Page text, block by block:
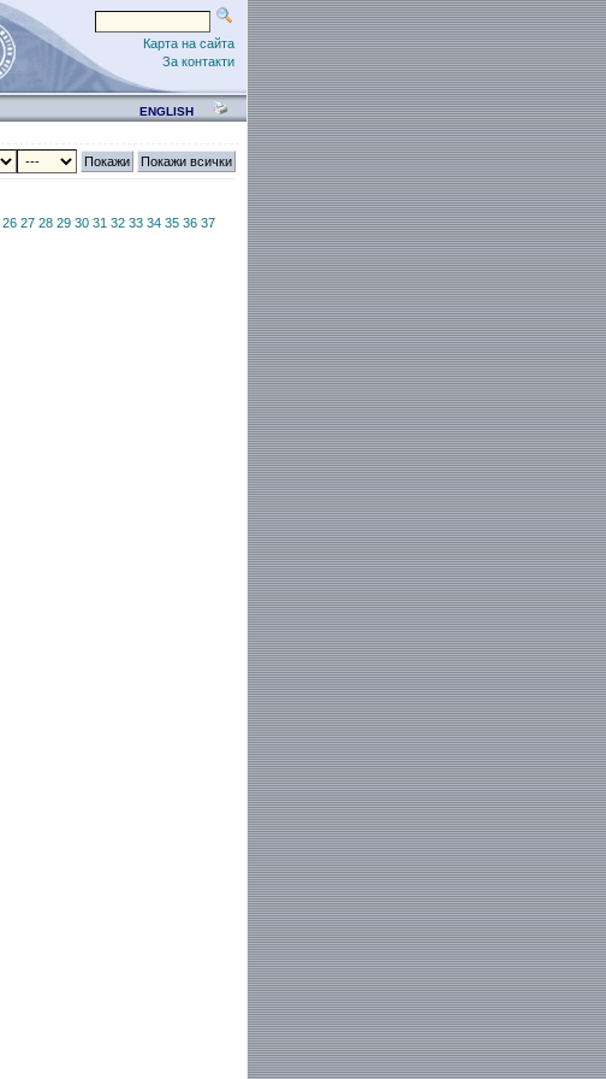
Карта на сайта
За контакти
ENGLISH
26 27 28 29 30 31 32 33 34 35 36 37